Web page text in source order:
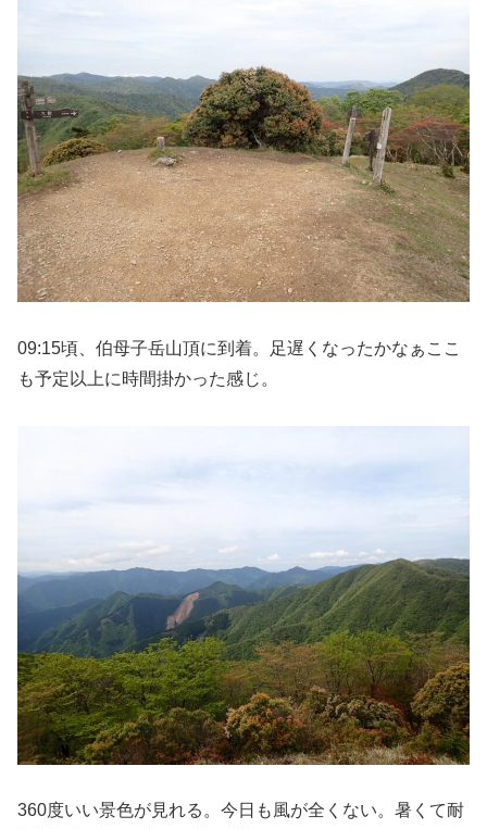
09:15頃、伯母子岳山頂に到着。足遅くなったかなぁここ
も予定以上に時間掛かった感じ。
360度いい景色が見れる。今日も風が全くない。暑くて耐